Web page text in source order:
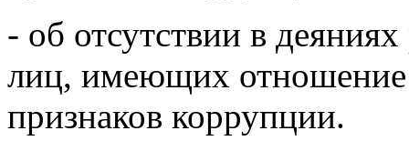
- об отсутствии в
лиц, имеющих отношение
признаков коррупции.